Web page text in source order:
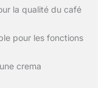
la qualité du café
pour les fonctions
crema